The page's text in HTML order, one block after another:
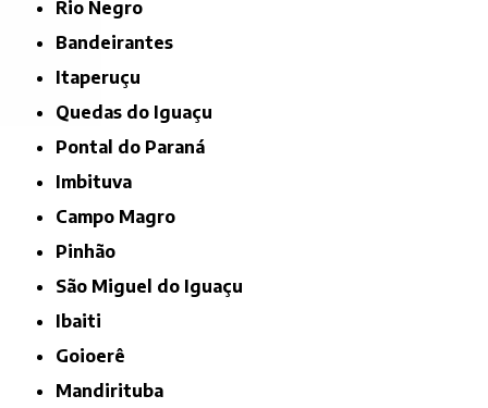
Rio Negro
Bandeirantes
Itaperuçu
Quedas do Iguaçu
Pontal do Paraná
Imbituva
Campo Magro
Pinhão
São Miguel do Iguaçu
Ibaiti
Goioerê
Mandirituba